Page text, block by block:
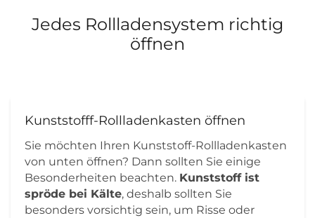
Jedes Rollladensystem richtig
öffnen
Kunststofff-Rollladenkasten öffnen
Sie möchten Ihren Kunststoff-Rollladenkasten
von unten öffnen? Dann sollten Sie einige
Besonderheiten beachten. Kunststoff ist
spröde bei Kälte, deshalb sollten Sie
besonders vorsichtig sein, um Risse oder